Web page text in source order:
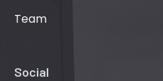
Team
Social